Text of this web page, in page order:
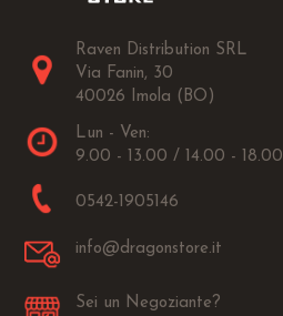
Raven Distribution SRL
Via Fanin, 30
40026 Imola (BO)
Lun - Ven:
9.00 - 13.00 / 14.00 - 18.00
0542-1905146
info@dragonstore.it
Sei un Negoziante?